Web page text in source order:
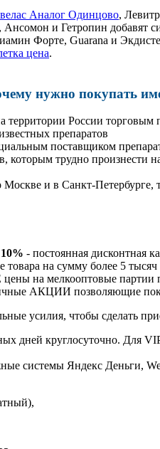
Аналог Одинцово,
Ансомон и Гетропин добавят
Форте, Guarana и
цена.
нужно покупать
России торговым
препаратов
поставщиком
которым трудно произнести
Москве и в Санкт-
- постоянная дисконтная
товара на сумму более 5 тысяч
на мелкооптовые партии
АКЦИИ позволяющие
усилия, чтобы сделать
дней круглосуточно. Для
системы Яндекс Деньги,